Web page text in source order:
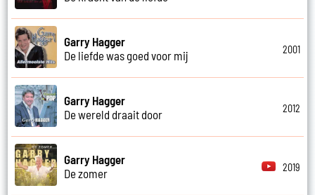
Garry Hagger
De liefde was goed voor mij
2001
Garry Hagger
De wereld draait door
2012
Garry Hagger
De zomer
2019